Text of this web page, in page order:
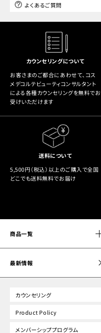
よくあるご質問
カウンセリングについて
お客さまのご都合にあわせて、コス
メデコルテビューティコンサルタント
による各種カウンセリングを無料でお
受けいただけます
送料について
5,500円（税込）以上のご購入で全国
どこでも送料無料でお届け
商品一覧
最新情報
カウンセリング
Product Policy
メンバーシッププログラム